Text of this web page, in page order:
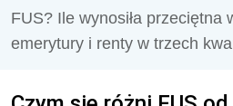
FUS? Ile wynosiła przeciętna
emerytury i renty w trzech